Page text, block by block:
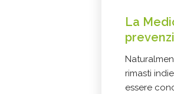
La
rimasti
essere